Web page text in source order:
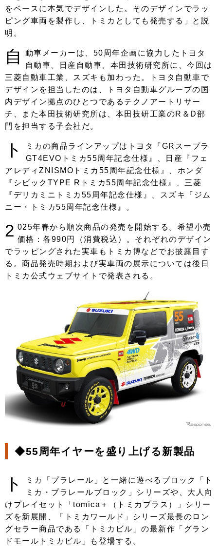
をベースに本気でデザインした。そのデザインでラッ
ピング車両を製作し、トミカとしても発売する」と説
明。
自
動車メーカーは、50周年企画に協力したトヨタ
自動車、日産自動車、本田技術研究所に、今回は
三菱自動車工業、スズキも加わった。トヨタ自動車で
デザインを担当したのは、トヨタ自動車グループの国
内デザイン拠点のひとつであるテクノアートリサー
チ、また本田技術研究所は、本田技研工業のR＆D部
門を担当する子会社だ。
ト
ミカの商品ラインアップはトヨタ『GRスープラ
GT4EVOトミカ55周年記念仕様』、日産『フェ
アレディZNISMOトミカ55周年記念仕様』、ホンダ
『シビックTYPE Rトミカ55周年記念仕様』、三菱
『デリカミニトミカ55周年記念仕様』、スズキ『ジム
ニー・トミカ55周年記念仕様』。
2 025年春から順次商品の発売を開始する。希望小売
価格：各990円（消費税込）。それぞれのデザイン
でラッピングされた実車もトミカ博などでお披露目す
る。商品発売時期および実車両の展示については後日
トミカ公式ウェブサイトで発表される。
◆55周年イヤーを盛り上げる新製品
ト
ミカ「プラレール」と一緒に遊べるブロック「ト
ミカ・プラレールブロック」シリーズや、大人向
けプレイセット「tomica＋（トミカプラス）」シリー
ズを新展開、「トミカワールド」シリーズ最長のロン
グセラー商品である「トミカビル」の最新作「グラン
ドモールトミカビル」も登場する。